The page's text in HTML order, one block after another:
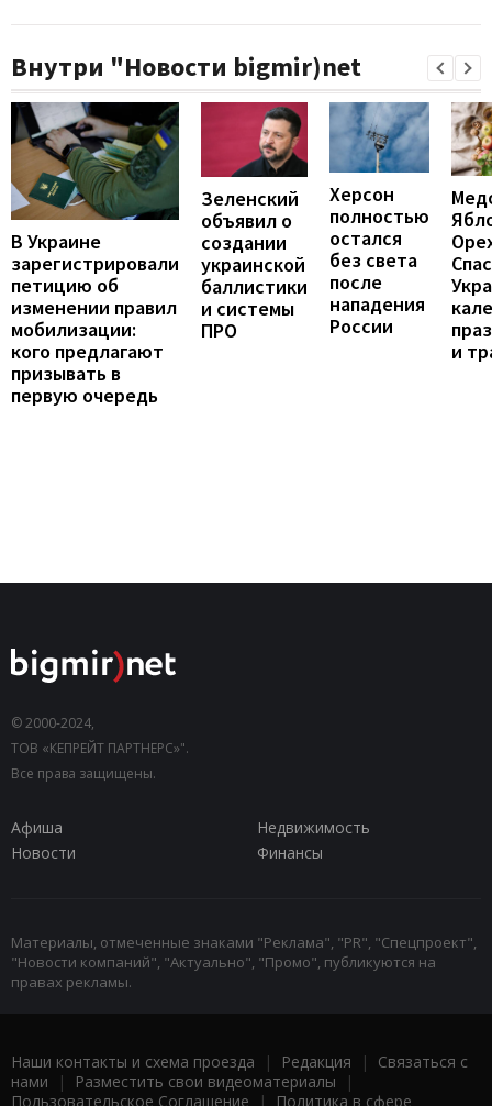
Внутри "Новости bigmir)net
В Украине
зарегистрировали
петицию об
изменении правил
мобилизации:
кого предлагают
призывать в
первую очередь
Зеленский
объявил о
создании
украинской
баллистики
и системы
ПРО
Херсон
полностью
остался
без света
после
нападения
России
и
© 2000-2024,
ТОВ «КЕПРЕЙТ ПАРТНЕРС»".
Все права защищены.
Афиша
Недвижимость
Новости
Финансы
Материалы, отмеченные знаками "Реклама", "PR", "Спецпроект",
"Новости компаний", "Актуально", "Промо", публикуются на
правах рекламы.
Наши контакты и схема проезда | Редакция | Связаться с
нами | Разместить свои видеоматериалы |
Пользовательское Соглашение | Политика в сфере